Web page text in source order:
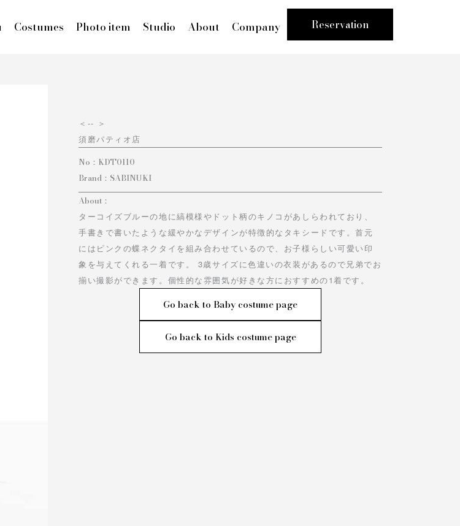
Costumes Photo item Studio About Company Reservation
＜ -- ＞
須磨パティオ店
No： KDT0110
Brand： SABINUKI
About：
ターコイズブルーの地に縞模様やドット柄のキノコがあしらわれており、
手書きで書いたような緩やかなデザインが特徴的なタキシードです。首元
にはピンクの蝶ネクタイを組み合わせているので、お子様らしい可愛い印
象を与えてくれる一着です。 3歳サイズに色違いの衣装があるので兄弟でお
揃い撮影ができます。個性的な雰囲気が好きな方におすすめの1着です。
Go back to Baby costume page
Go back to Kids costume page